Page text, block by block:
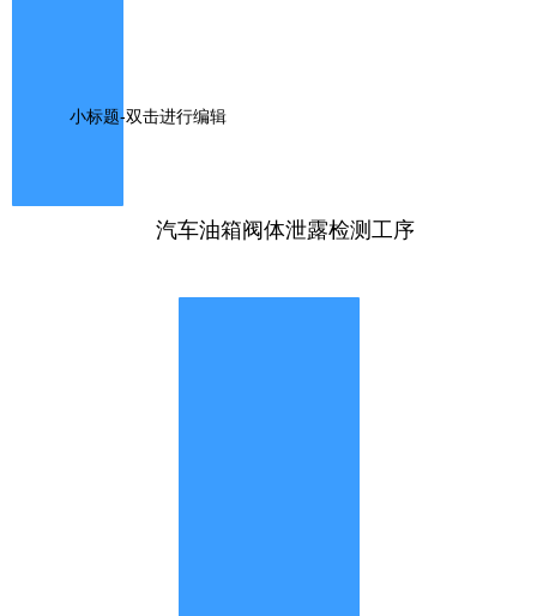
汽车油箱阀体泄露检测工序
小标题-双击进行编辑